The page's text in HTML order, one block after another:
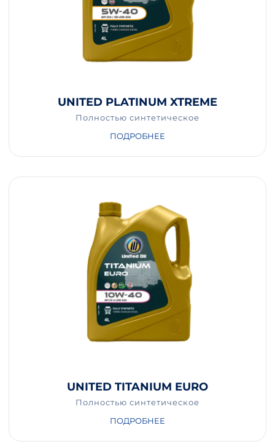
UNITED PLATINUM XTREME
Полностью синтетическое
ПОДРОБНЕЕ
UNITED TITANIUM EURO
Полностью синтетическое
ПОДРОБНЕЕ